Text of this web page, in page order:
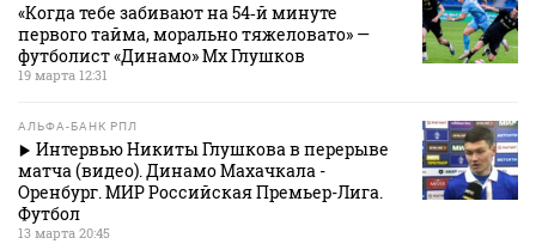
«Когда тебе забивают на 54‑й минуте
первого тайма, морально тяжеловато» —
футболист «Динамо» Мх Глушков
19 марта 12:31
АЛЬФА-БАНК РПЛ
Интервью Никиты Глушкова в перерыве
матча (видео). Динамо Махачкала -
Оренбург. МИР Российская Премьер-Лига.
Футбол
13 марта 20:45